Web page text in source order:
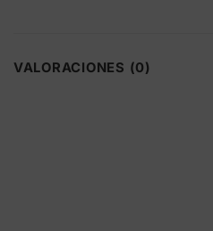
VALORACIONES (0)